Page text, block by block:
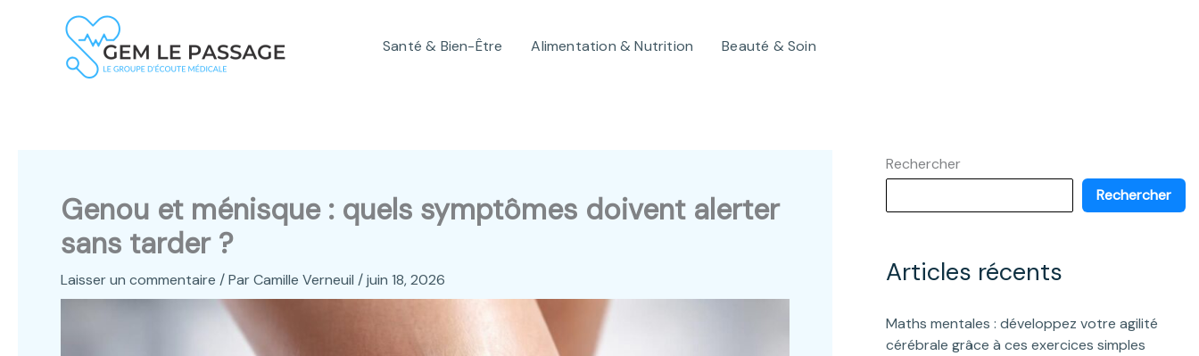
Santé & Bien-Être Alimentation & Nutrition Beauté & Soin
Genou et ménisque : quels symptômes doivent alerter
sans tarder ?
Laisser un commentaire / ParCamille Verneuil /juin 18, 2026
Rechercher
Rechercher
Articles récents
Maths mentales : développez votre agilité
cérébrale grâce à ces exercices simples